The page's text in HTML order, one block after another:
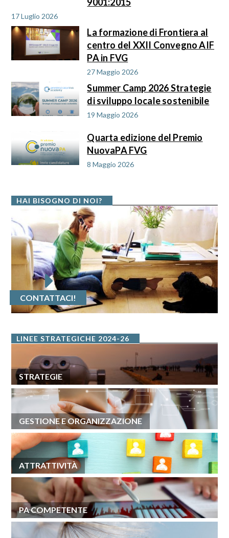
17 Luglio 2026
La formazione di Frontiera al
centro del XXII Convegno AIF
PA in FVG
27 Maggio 2026
Summer Camp 2026 Strategie
di sviluppo locale sostenibile
19 Maggio 2026
Quarta edizione del Premio
NuovaPA FVG
8 Maggio 2026
HAI BISOGNO DI NOI?
CONTATTACI!
LINEE STRATEGICHE 2024-26
STRATEGIE
GESTIONE E ORGANIZZAZIONE
ATTRATTIVITÀ
PA COMPETENTE